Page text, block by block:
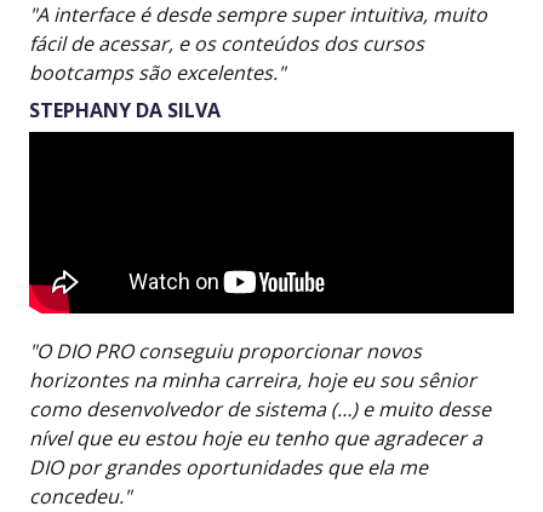
"A interface é desde sempre super intuitiva, muito
fácil de acessar, e os conteúdos dos cursos
bootcamps são excelentes."
STEPHANY DA SILVA
"O DIO PRO conseguiu proporcionar novos
horizontes na minha carreira, hoje eu sou sênior
como desenvolvedor de sistema (…) e muito desse
nível que eu estou hoje eu tenho que agradecer a
DIO por grandes oportunidades que ela me
concedeu."